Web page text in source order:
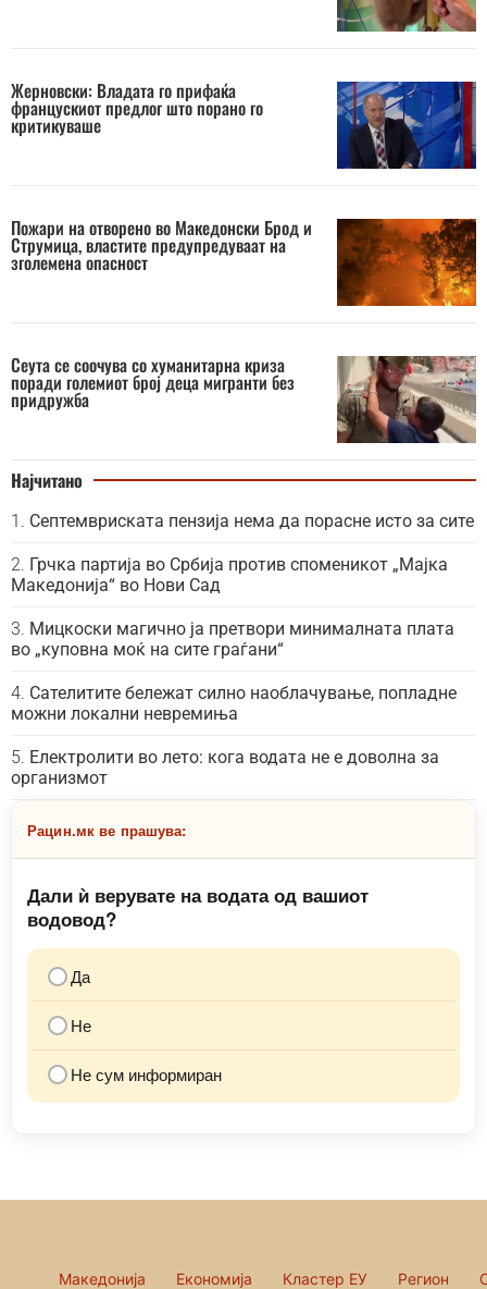
Жерновски: Владата го прифаќа
францускиот предлог што порано го
критикуваше
Пожари на отворено во Македонски Брод и
Струмица, властите предупредуваат на
зголемена опасност
Сеута се соочува со хуманитарна криза
поради големиот број деца мигранти без
придружба
Најчитано
Септемвриската пензија нема да порасне исто за сите
Грчка партија во Србија против споменикот „Мајка
Македонија“ во Нови Сад
Мицкоски магично ја претвори минималната плата
во „куповна моќ на сите граѓани“
Сателитите бележат силно наоблачување, попладне
можни локални невремиња
Електролити во лето: кога водата не е доволна за
организмот
Рацин.мк ве прашува:
Дали ѝ верувате на водата од вашиот
водовод?
Да
Не
Не сум информиран
Македонија Економија Кластер ЕУ Регион